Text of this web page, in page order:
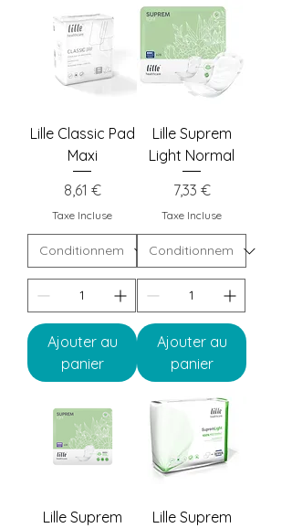
Lille Classic Pad
Maxi
Prix
8,61 €
Taxe Incluse
Ajouter au
panier
Lille Suprem
Light Normal
Prix
7,33 €
Taxe Incluse
Ajouter au
panier
Lille Suprem
Lille Suprem